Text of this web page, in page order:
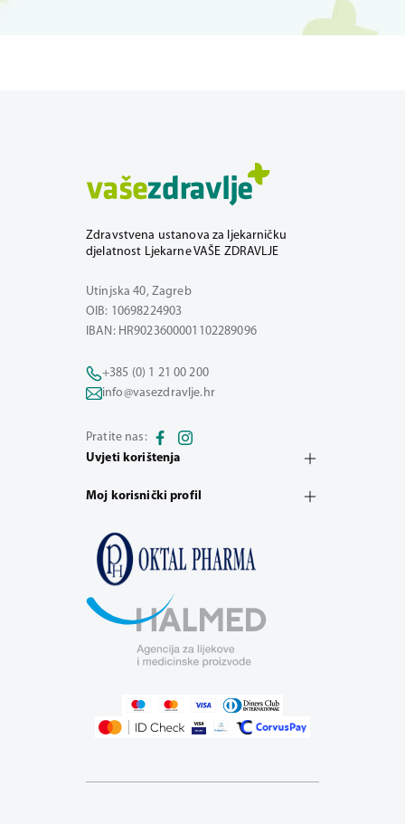
Zdravstvena ustanova za ljekarničku
djelatnost Ljekarne VAŠE ZDRAVLJE
Utinjska 40, Zagreb
OIB: 10698224903
IBAN: HR9023600001102289096
+385 (0) 1 21 00 200
info@vasezdravlje.hr
Pratite nas:
Uvjeti korištenja
Moj korisnički profil